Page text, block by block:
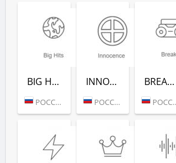
BIG HITS (РАДИО РЕКОРД)
РОССИЯ (МОСКВА)
INNOCENCE (РАДИО РЕКОРД)
РОССИЯ (МОСКВА)
BREAKS (РАДИО РЕКОРД)
РОССИЯ (МОСКВА)